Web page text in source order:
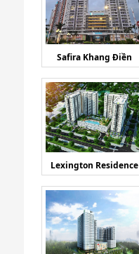
Safira Khang Điền
Lexington Residence